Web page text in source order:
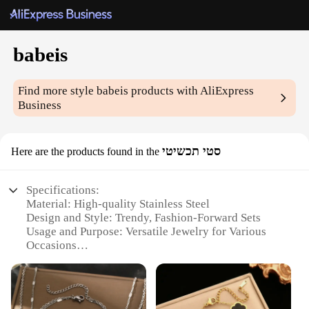
babeis
Find more stylebabeis products with AliExpress
Business
Here are the products found in the סטי תכשיטי
Specifications:
Material: High-quality Stainless Steel
Design and Style: Trendy, Fashion-Forward Sets
Usage and Purpose: Versatile Jewelry for Various
Occasions
Suppliers
Performance and Property: Durable and Long-
Lasting